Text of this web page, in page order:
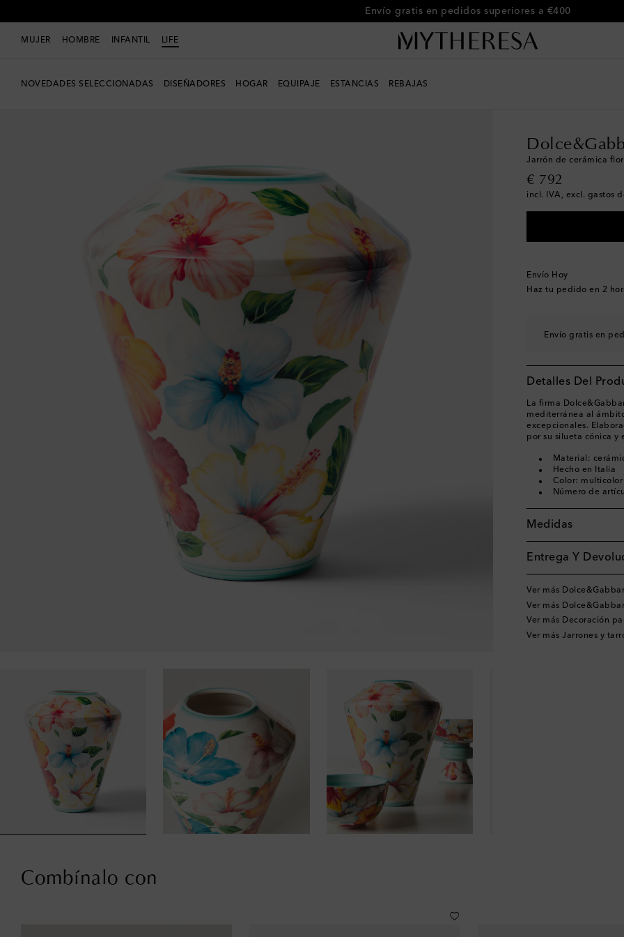
Envío gratis en pedidos superiores a €400
MUJER HOMBRE INFANTIL LIFE
NOVEDADES SELECCIONADAS DISEÑADORES HOGAR EQUIPAJE ESTANCIAS REBAJAS
Jarrón de cerámica
€ 792
original price
incl. IVA, excl. gastos
Envío Hoy
Haz tu pedido en 2
Envío gratis en
Detalles Del
La firma
mediterránea al
excepcionales.
por su silueta cónica y
Material:
Hecho en Italia
Color: multicolor
Número de
Medidas
Entrega Y
Ver más
Ver más
Ver más Decoración
Ver más Jarrones y
Combínalo con